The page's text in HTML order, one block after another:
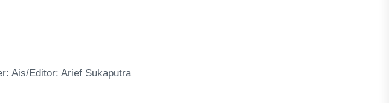
Ais/Editor: Arief Sukaputra